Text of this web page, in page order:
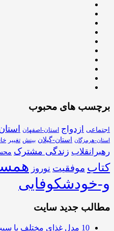
برچسب های محبوب
اجتماعی ازدواج استان-اصفهان
استان-هرمزگان استان-گیلان بینش تغییر
رهبرانقلاب زندگی مشترک
کتاب موفقیت نوروز
و-خودشکوفایی
مطالب جدید سایت
10 مدل غذای مختلف با سیب زمینی